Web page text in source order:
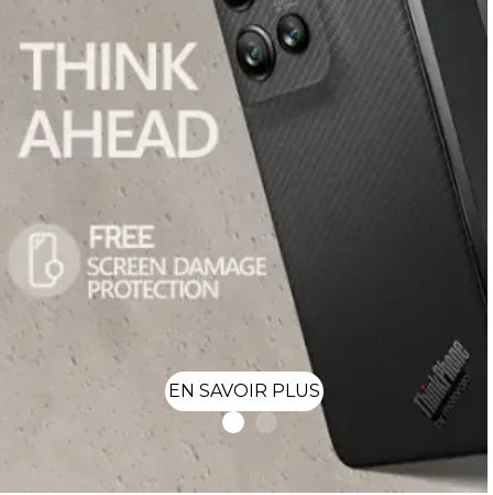
EN SAVOIR PLUS